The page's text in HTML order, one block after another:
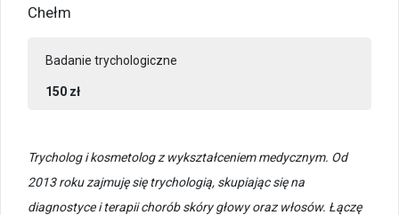
Chełm
Badanie trychologiczne
150 zł
Trycholog i kosmetolog z wykształceniem medycznym. Od
2013 roku zajmuję się trychologią, skupiając się na
diagnostyce i terapii chorób skóry głowy oraz włosów. Łączę